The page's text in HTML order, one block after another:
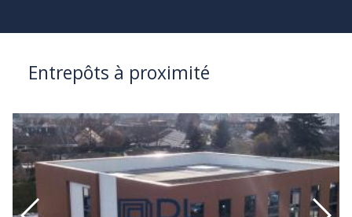
Entrepôts à proximité